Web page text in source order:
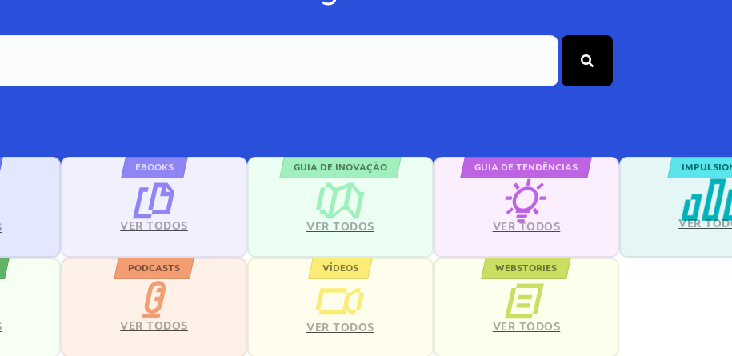
EBOOKS
VER TODOS
GUIA DE INOVAÇÃO
VER TODOS
GUIA DE TENDÊNCIAS
VER TODOS VER
PODCASTS
VER TODOS
VÍDEOS
VER TODOS
WEBSTORIES
VER TODOS